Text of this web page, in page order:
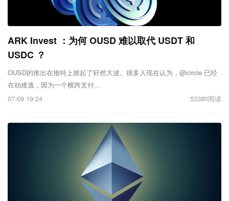
ARK Invest ：为何 OUSD 难以取代 USDT 和
USDC ？
OUSD的推出在推特上掀起了轩然大波。很多人现在认为，@circle 已经
在劫难逃，因为一个横跨支付...
07-09 19:24
53380阅读